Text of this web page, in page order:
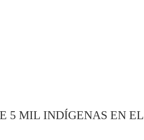
5 MIL INDÍGENAS EN EL